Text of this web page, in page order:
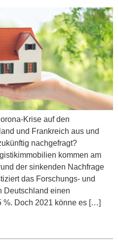
Krise auf den
und Frankreich aus und
nachgefragt?
kommen am
der sinkenden Nachfrage
das Forschungs- und
Deutschland einen
%. Doch 2021 könne es […]